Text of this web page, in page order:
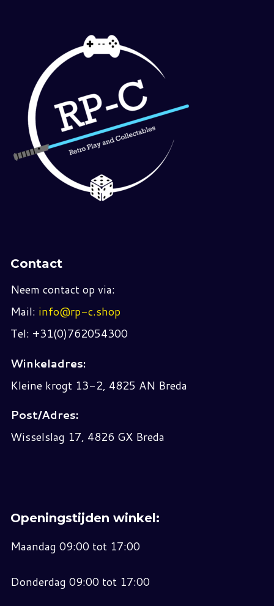
Contact
Neem contact op via:
Mail: info@rp-c.shop
Tel: +31(0)762054300
Winkeladres:
Kleine krogt 13-2, 4825 AN Breda
Post/Adres:
Wisselslag 17, 4826 GX Breda
Openingstijden winkel:
Maandag 09:00 tot 17:00
Donderdag 09:00 tot 17:00